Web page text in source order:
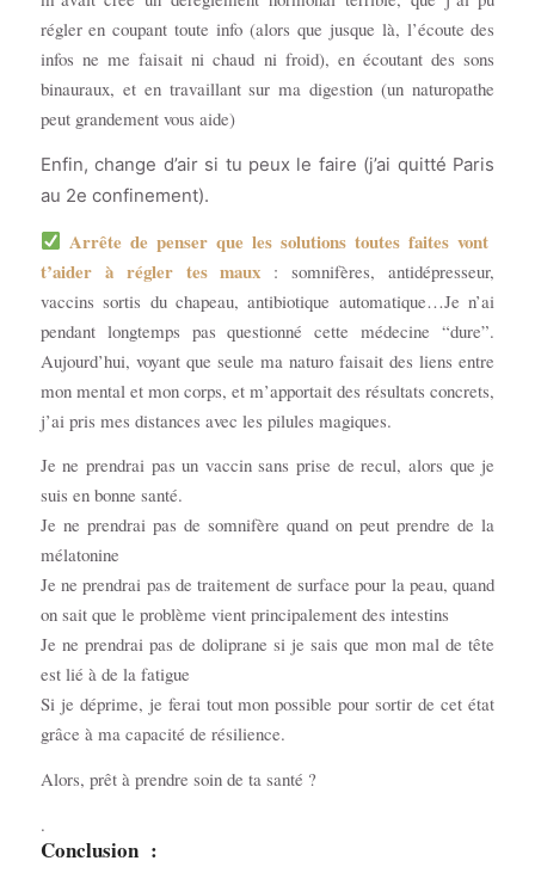
régler en coupant toute info (alors que jusque là, l’écoute des
infos ne me faisait ni chaud ni froid), en écoutant des sons
binauraux, et en travaillant sur ma digestion (un naturopathe
peut grandement vous aide)
Enfin, change d’air si tu peux le faire (j’ai quitté Paris
au 2e confinement).
Arrête de penser que les solutions toutes faites vont
t’aider à régler tes maux : somnifères, antidépresseur,
vaccins sortis du chapeau, antibiotique automatique…Je n’ai
pendant longtemps pas questionné cette médecine “dure”.
Aujourd’hui, voyant que seule ma naturo faisait des liens entre
mon mental et mon corps, et m’apportait des résultats concrets,
j’ai pris mes distances avec les pilules magiques.
Je ne prendrai pas un vaccin sans prise de recul, alors que je
suis en bonne santé.
Je ne prendrai pas de somnifère quand on peut prendre de la
mélatonine
Je ne prendrai pas de traitement de surface pour la peau, quand
on sait que le problème vient principalement des intestins
Je ne prendrai pas de doliprane si je sais que mon mal de tête
est lié à de la fatigue
Si je déprime, je ferai tout mon possible pour sortir de cet état
grâce à ma capacité de résilience.
Alors, prêt à prendre soin de ta santé ?
.
Conclusion :